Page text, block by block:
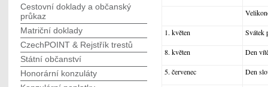
1. květen Svátek
8. květen Den
5. červenec Den
Cestovní doklady a občanský
průkaz
Matriční doklady
CzechPOINT & Rejstřík trestů
Státní občanství
Honorární konzuláty